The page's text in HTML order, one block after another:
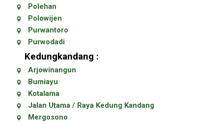
Polehan
Polowijen
Purwantoro
Purwodadi
Kedungkandang :
Arjowinangun
Bumiayu
Kotalama
Jalan Utama / Raya Kedung Kandang
Mergosono